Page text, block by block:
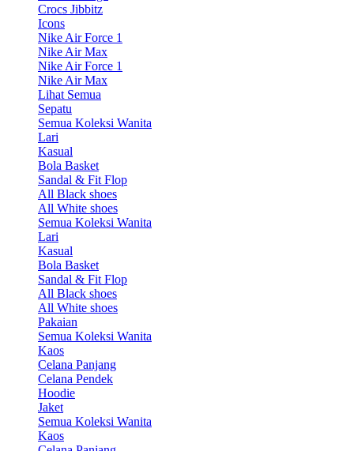
Crocs Jibbitz
Icons
Nike Air Force 1
Nike Air Max
Nike Air Force 1
Nike Air Max
Lihat Semua
Sepatu
Semua Koleksi Wanita
Lari
Kasual
Bola Basket
Sandal & Fit Flop
All Black shoes
All White shoes
Semua Koleksi Wanita
Lari
Kasual
Bola Basket
Sandal & Fit Flop
All Black shoes
All White shoes
Pakaian
Semua Koleksi Wanita
Kaos
Celana Panjang
Celana Pendek
Hoodie
Jaket
Semua Koleksi Wanita
Kaos